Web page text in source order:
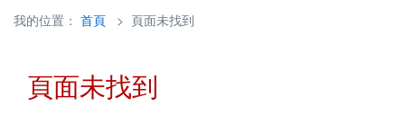
我的位置： 首頁 > 頁面未找到
頁面未找到